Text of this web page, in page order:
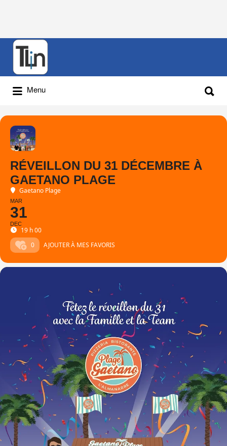
Rechercher
Menu
RÉVEILLON DU 31 DÉCEMBRE À
GAETANO PLAGE
Gaetano Plage
MAR
31
DEC
19 h 00
0
AJOUTER À MES FAVORIS